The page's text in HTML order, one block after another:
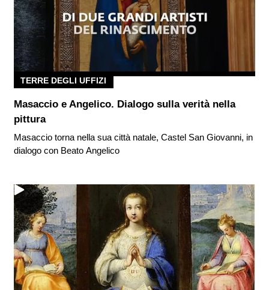
TERRE DEGLI UFFIZI
Masaccio e Angelico. Dialogo sulla verità nella
pittura
Masaccio torna nella sua città natale, Castel San Giovanni, in
dialogo con Beato Angelico